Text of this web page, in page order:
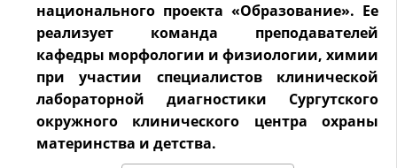
национального проекта «Образование». Ее
реализует команда преподавателей
кафедры морфологии и физиологии, химии
при участии специалистов клинической
лабораторной диагностики Сургутского
окружного клинического центра охраны
материнства и детства.